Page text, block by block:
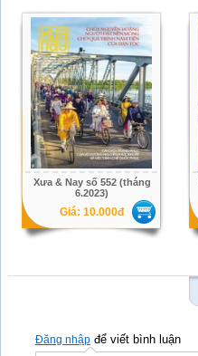
Xưa & Nay số 552 (tháng
6.2023)
Giá: 10.000đ
Đăng nhập để viết bình luận